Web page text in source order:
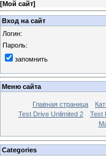
[Мой сайт]
Вход на сайт
Логин:
Пароль:
запомнить
Меню сайта
Главная страница
Test Drive Unlimited 2
Test
Categories